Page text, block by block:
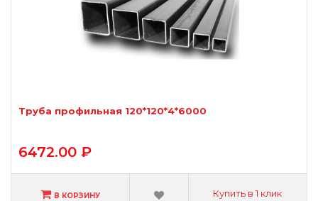
Труба профильная 120*120*4*6000
6472.00 ₽
В КОРЗИНУ Купить в 1 клик